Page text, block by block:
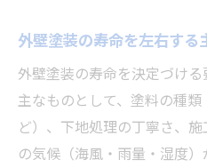
高耐久塗料で実現する
高耐久塗料で外壁
びる？
外壁塗装の耐久性
外壁塗装で30年耐
外壁塗装の寿命を左右する
外壁塗装の寿命を決定づける
主なものとして、塗料の種
ど）、下地処理の丁寧さ、
の気候（海風・雨量・湿度）